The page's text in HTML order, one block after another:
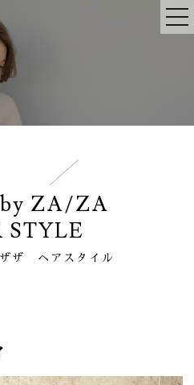
ZA/ZA
STYLE
ザ ヘアスタイル